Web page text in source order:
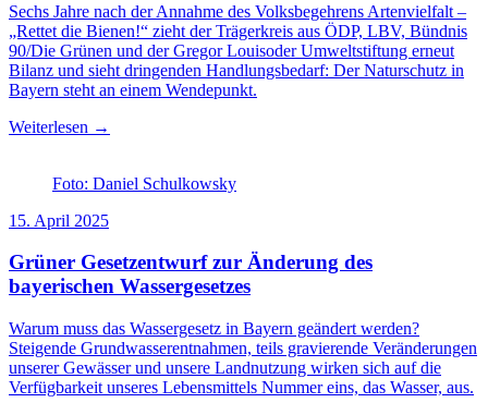
Sechs Jahre nach der Annahme des Volksbegehrens Artenvielfalt –
„Rettet die Bienen!“ zieht der Trägerkreis aus ÖDP, LBV, Bündnis
90/Die Grünen und der Gregor Louisoder Umweltstiftung erneut
Bilanz und sieht dringenden Handlungsbedarf: Der Naturschutz in
Bayern steht an einem Wendepunkt.
Weiterlesen →
Foto: Daniel Schulkowsky
15. April 2025
Grüner Gesetzentwurf zur Änderung des
bayerischen Wassergesetzes
Warum muss das Wassergesetz in Bayern geändert werden?
Steigende Grundwasserentnahmen, teils gravierende Veränderungen
unserer Gewässer und unsere Landnutzung wirken sich auf die
Verfügbarkeit unseres Lebensmittels Nummer eins, das Wasser, aus.